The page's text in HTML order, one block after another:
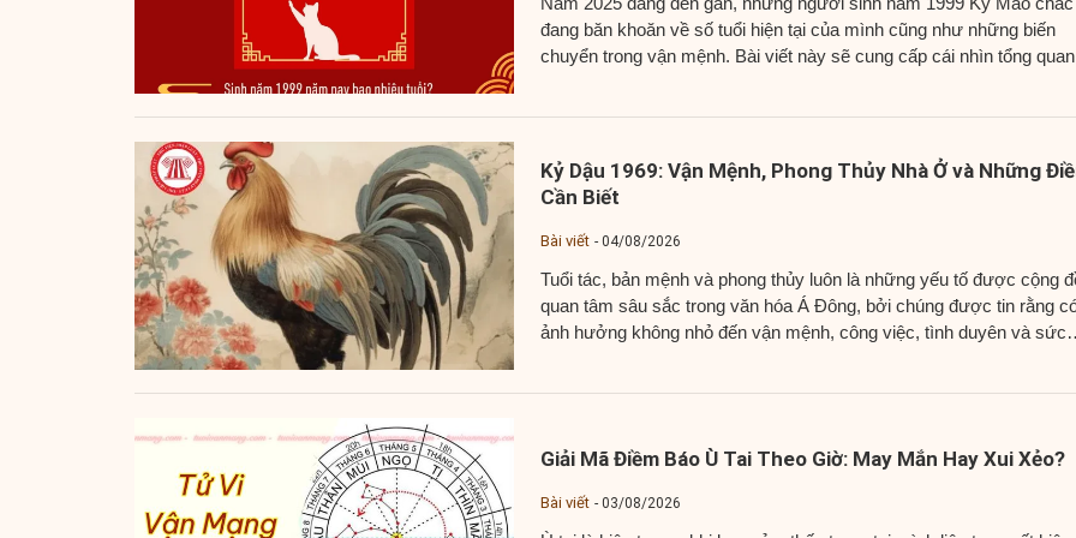
đang băn khoăn về số tuổi hiện tại của mình cũng như những biến
chuyển trong vận mệnh. Bài viết này sẽ cung cấp cái nhìn tổng
Kỷ Dậu 1969: Vận Mệnh, Phong Thủy Nhà Ở và Những
Cần Biết
Bài viết 04/08/2026
Tuổi tác, bản mệnh và phong thủy luôn là những yếu tố được cộng
quan tâm sâu sắc trong văn hóa Á Đông, bởi chúng được tin rằng
ảnh hưởng không nhỏ đến vận mệnh, công việc, tình duyên và sức
Giải Mã Điềm Báo Ù Tai Theo Giờ: May Mắn Hay Xui Xẻo?
Bài viết 03/08/2026